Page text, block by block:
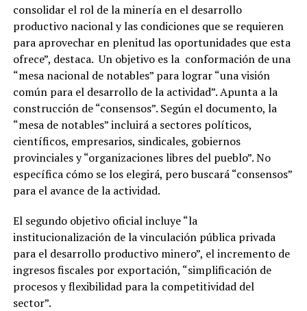
consolidar el rol de la minería en el desarrollo
productivo nacional y las condiciones que se requieren
para aprovechar en plenitud las oportunidades que esta
ofrece”, destaca. Un objetivo es la conformación de una
“mesa nacional de notables” para lograr “una visión
común para el desarrollo de la actividad”. Apunta a la
construcción de “consensos”. Según el documento, la
“mesa de notables” incluirá a sectores políticos,
científicos, empresarios, sindicales, gobiernos
provinciales y “organizaciones libres del pueblo”. No
específica cómo se los elegirá, pero buscará “consensos”
para el avance de la actividad.
El segundo objetivo oficial incluye “la
institucionalización de la vinculación pública privada
para el desarrollo productivo minero”, el incremento de
ingresos fiscales por exportación, “simplificación de
procesos y flexibilidad para la competitividad del
sector”.